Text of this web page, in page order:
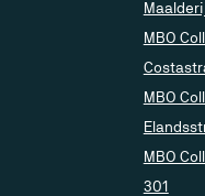
MBO
MBO
MBO
301